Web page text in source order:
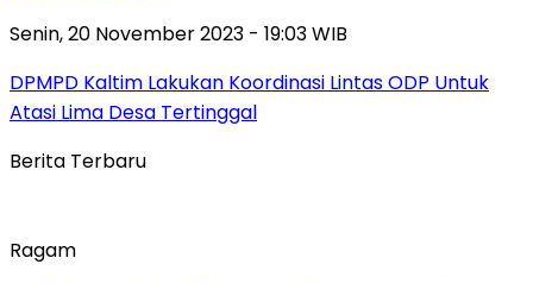
Senin, 20 November 2023 - 19:03 WIB
DPMPD Kaltim Lakukan Koordinasi Lintas ODP Untuk
Atasi Lima Desa Tertinggal
Berita Terbaru
Ragam